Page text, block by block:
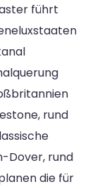
führt
rund
Dover, rund
die für